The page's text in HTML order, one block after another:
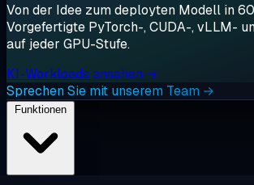
Von der Idee zum deployten Modell in
Vorgefertigte PyTorch-, CUDA-, vLLM-
auf jeder GPU-Stufe.
KI-Workloads ansehen →
Sprechen Sie mit unserem Team →